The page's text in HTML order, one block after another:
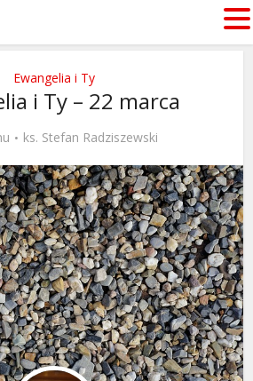
Ewangelia i Ty
i Ty – 22 marca
ks. Stefan Radziszewski